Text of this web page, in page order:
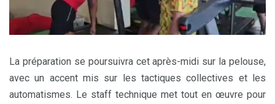
La préparation se poursuivra cet après-midi sur la pelouse,
avec un accent mis sur les tactiques collectives et les
automatismes. Le staff technique met tout en œuvre pour